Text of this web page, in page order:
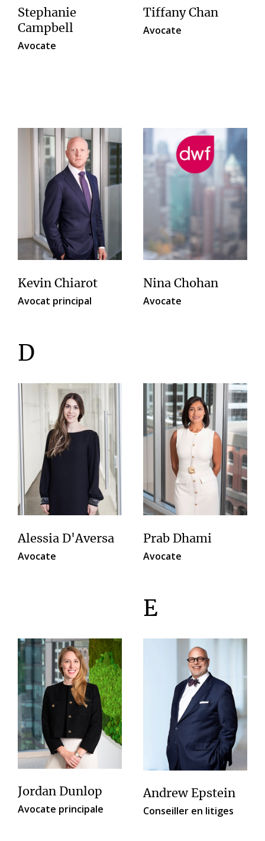
Stephanie
Campbell
Avocate
Tiffany Chan
Avocate
Kevin Chiarot
Avocat principal
Nina Chohan
Avocate
D
Alessia D'Aversa
Avocate
Prab Dhami
Avocate
Jordan Dunlop
Avocate principale
E
Andrew Epstein
Conseiller en litiges